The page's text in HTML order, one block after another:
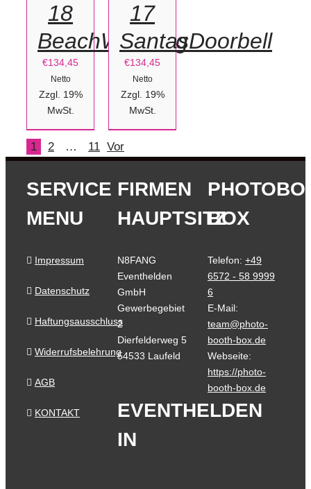
18
BeachWedding
€134,45
Netto
Zzgl. 19%
MwSt.
17
SantasDoorbell
€134,45
Netto
Zzgl. 19%
MwSt.
1 2 … 11 Vor
SERVICE
MENU
Impressum
Datenschutz
Haftungsausschluss
Widerrufsbelehrung
AGB
KONTAKT
FIRMEN
HAUPTSITZ
N8FANG
Eventhelden
GmbH
Gewerbegebiet
2
Dierfelderweg 5
54533 Laufeld
BOX
Telefon: +49
6572 - 58 9999
6
E-Mail:
team@photo-
booth-box.de
Webseite:
https://photo-
booth-box.de
EVENTHELDEN
IN